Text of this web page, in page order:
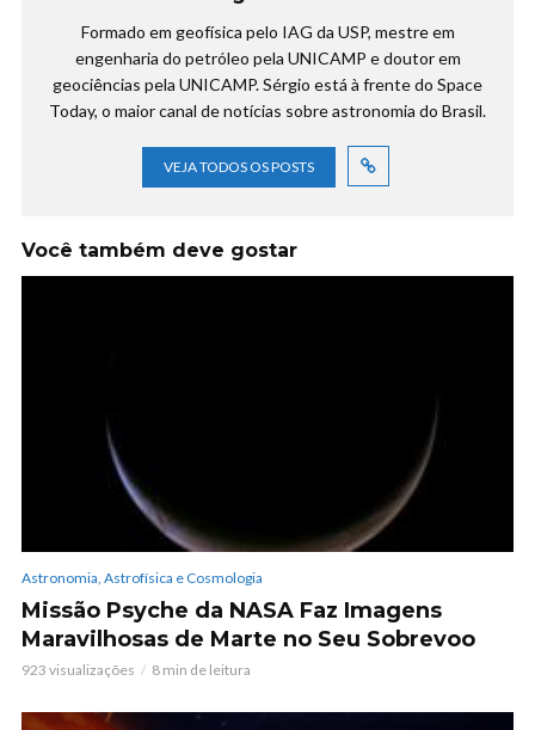
Formado em geofísica pelo IAG da USP, mestre em
engenharia do petróleo pela UNICAMP e doutor em
geociências pela UNICAMP. Sérgio está à frente do Space
Today, o maior canal de notícias sobre astronomia do Brasil.
VEJA TODOS OS POSTS
Você também deve gostar
Astronomia, Astrofísica e Cosmologia
Missão Psyche da NASA Faz Imagens
Maravilhosas de Marte no Seu Sobrevoo
923 visualizações 8 min de leitura